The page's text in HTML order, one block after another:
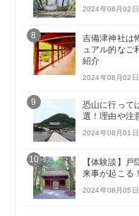
2024年08月02日
8
吉備津神社は
ュアル的なご
紹介
2024年08月02日
9
恐山に行って
選！理由や注
2024年08月01日
10
【体験談】戸
来事が起こる
2024年08月05日